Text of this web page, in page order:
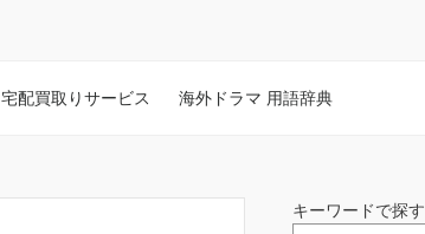
宅配買取りサービス 海外ドラマ 用語辞典
キーワードで探す